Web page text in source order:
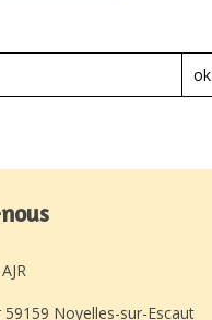
ok
Noyelles-sur-Escaut